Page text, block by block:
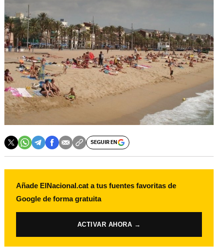
SEGUIR EN
Añade ElNacional.cat a tus fuentes favoritas de
Google de forma gratuita
ACTIVAR AHORA →